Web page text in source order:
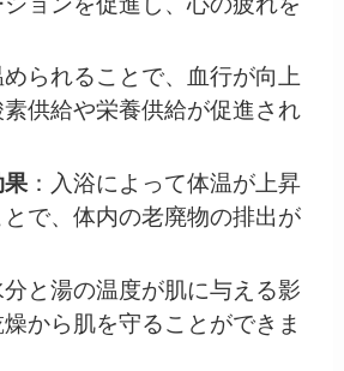
られることで、血行が向上
素供給や栄養供給が促進され
果：入浴によって体温が上昇
とで、体内の老廃物の排出が
と湯の温度が肌に与える影
から肌を守ることができま